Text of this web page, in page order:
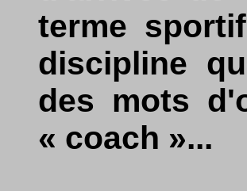
terme
discipline
des mots
« coach »...